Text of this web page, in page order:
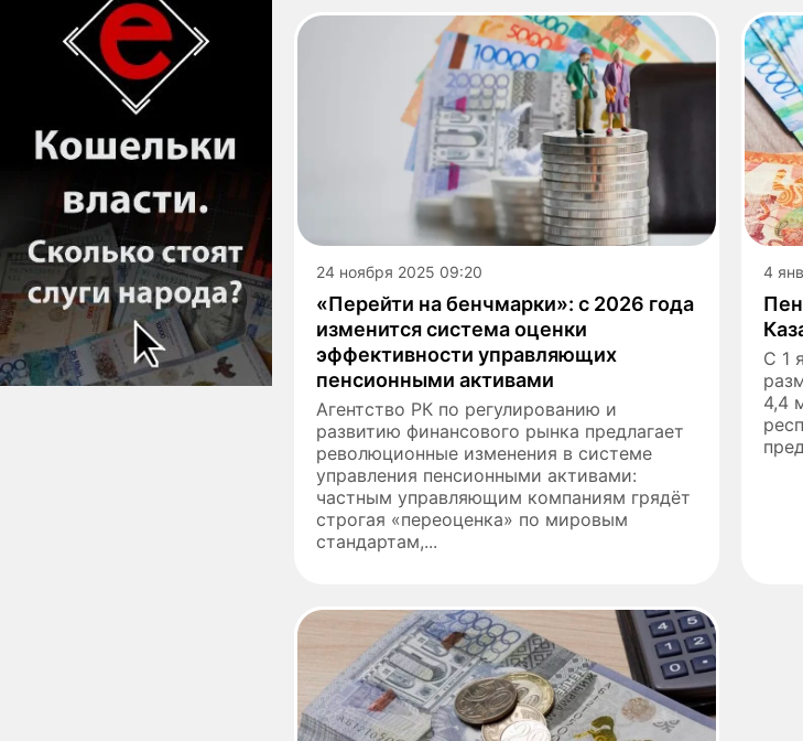
24 ноября 2025 09:20
«Перейти на бенчмарки»: с 2026 года
изменится система оценки
эффективности управляющих
пенсионными активами
Агентство РК по регулированию и
развитию финансового рынка предлагает
революционные изменения в системе
управления пенсионными активами:
частным управляющим компаниям грядёт
строгая «переоценка» по мировым
стандартам,...
4
С 1
4,4